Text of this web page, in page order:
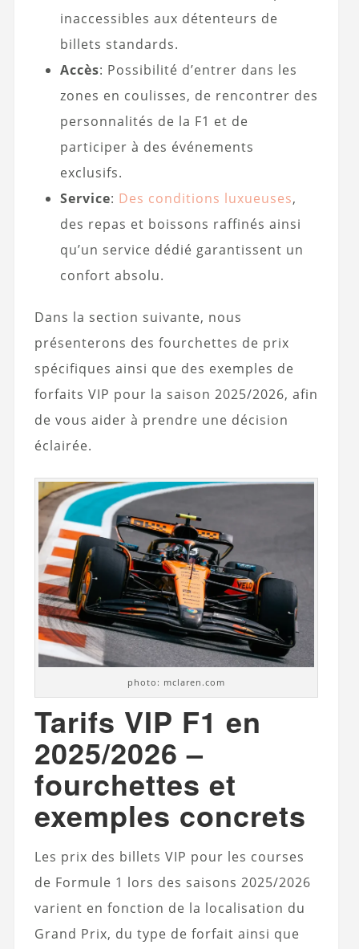
inaccessibles aux détenteurs de
billets standards.
Accès: Possibilité d’entrer dans les
zones en coulisses, de rencontrer des
personnalités de la F1 et de
participer à des événements
exclusifs.
Service: Des conditions luxueuses,
des repas et boissons raffinés ainsi
qu’un service dédié garantissent un
confort absolu.
Dans la section suivante, nous
présenterons des fourchettes de prix
spécifiques ainsi que des exemples de
forfaits VIP pour la saison 2025/2026, afin
de vous aider à prendre une décision
éclairée.
photo: mclaren.com
Tarifs VIP F1 en
2025/2026 –
fourchettes et
exemples concrets
Les prix des billets VIP pour les courses
de Formule 1 lors des saisons 2025/2026
varient en fonction de la localisation du
Grand Prix, du type de forfait ainsi que